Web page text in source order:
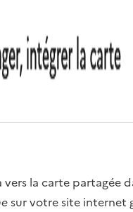
la carte partagée
sur votre site internet